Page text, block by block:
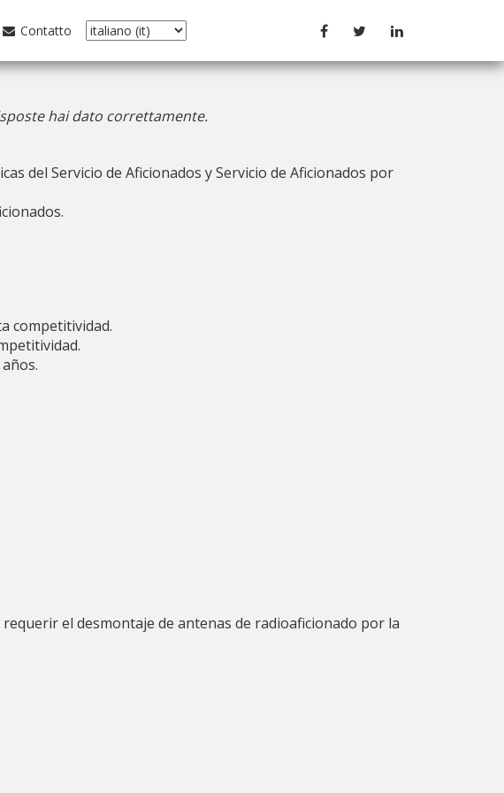
Contatto
hai dato correttamente.
del Servicio de Aficionados y Servicio de Aficionados por
competitividad.
el desmontaje de antenas de radioaficionado por la